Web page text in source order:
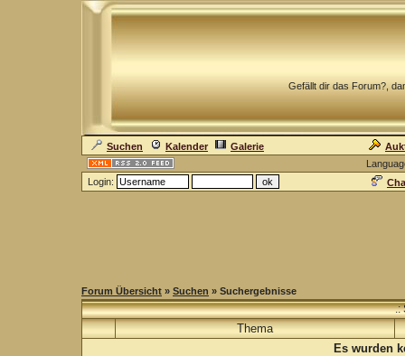
Gefällt dir das Forum?,
Suchen Kalender Galerie
Login:
Forum Übersicht » Suchen » Suchergebnisse
.:
Thema
Es wurden